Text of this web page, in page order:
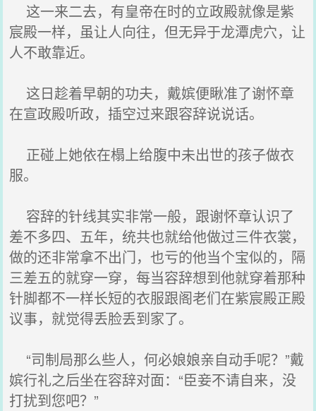
这一来二去，有皇帝在时的立政殿就像是紫
宸殿一样，虽让人向往，但无异于龙潭虎穴，让
人不敢靠近。
这日趁着早朝的功夫，戴嫔便瞅准了谢怀章
在宣政殿听政，插空过来跟容辞说说话。
正碰上她依在榻上给腹中未出世的孩子做衣
服。
容辞的针线其实非常一般，跟谢怀章认识了
差不多四、五年，统共也就给他做过三件衣裳，
做的还非常拿不出门，也亏的他当个宝似的，隔
三差五的就穿一穿，每当容辞想到他就穿着那种
针脚都不一样长短的衣服跟阁老们在紫宸殿正殿
议事，就觉得丢脸丢到家了。
“司制局那么些人，何必娘娘亲自动手呢？”戴
嫔行礼之后坐在容辞对面：“臣妾不请自来，没
打扰到您吧？”